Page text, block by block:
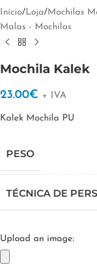
Início/Loja/Mochilas
Malas - Mochilas
Mochila Kalek
23.00€ + IVA
Kalek Mochila PU
PESO
TÉCNICA DE
Upload an image: